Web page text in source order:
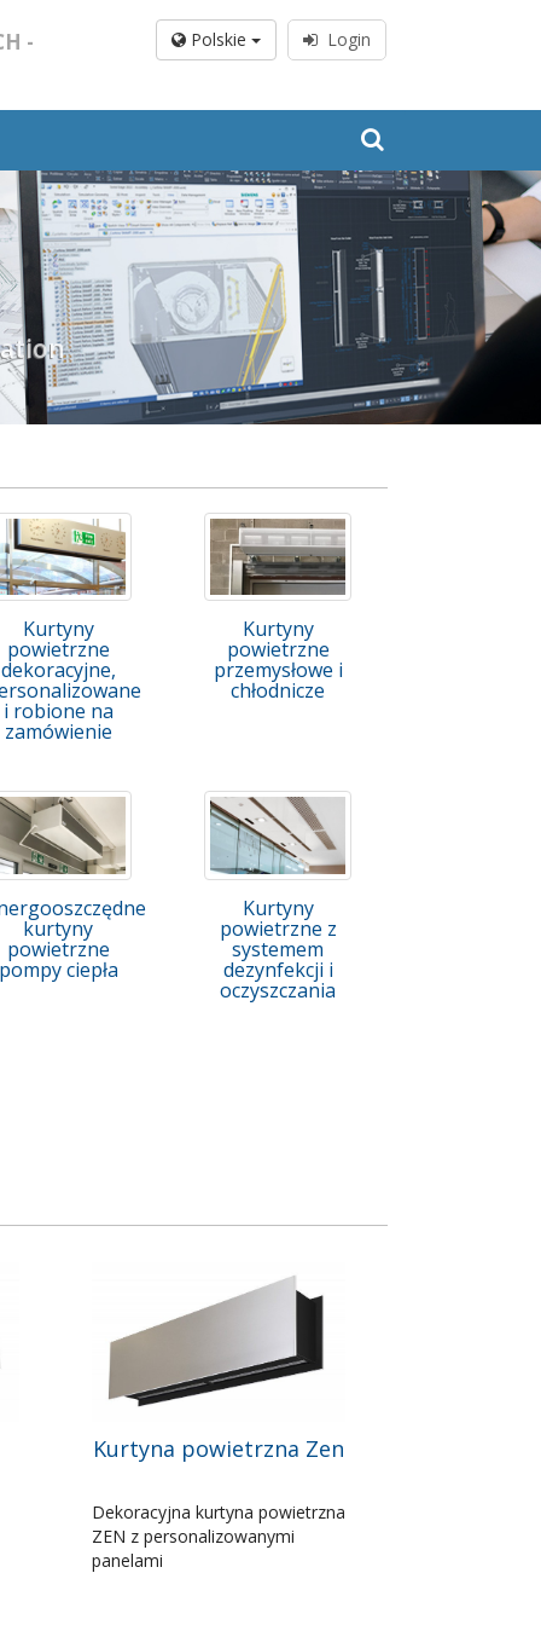
-
Polskie Login
Kurtyny
powietrzne
dekoracyjne,
i robione na
zamówienie
Kurtyny
powietrzne
przemysłowe i
chłodnicze
kurtyny
powietrzne
pompy ciepła
Kurtyny
powietrzne z
systemem
dezynfekcji i
oczyszczania
Kurtyna powietrzna Zen
Dekoracyjna kurtyna powietrzna
ZEN z personalizowanymi
panelami